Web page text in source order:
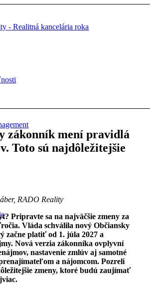
zákonník mení pravidlá
Toto sú najdôležitejšie
RADO Reality
Pripravte sa na najväčšie zmeny za
Vláda schválila nový Občiansky
začne platiť od 1. júla 2027 a
Nová verzia zákonníka ovplyvní
nastavenie zmlúv aj samotné
a nájomcom. Pozreli
zmeny, ktoré budú zaujímať